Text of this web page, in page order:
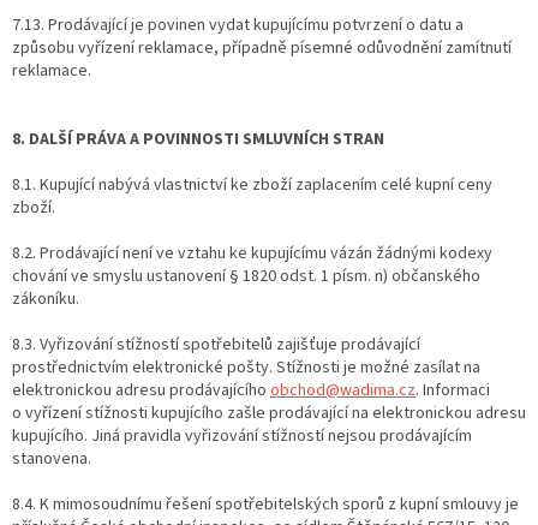
7.13. Prodávající je povinen vydat kupujícímu potvrzení o datu a
způsobu vyřízení reklamace, případně písemné odůvodnění zamítnutí
reklamace.
8. DALŠÍ PRÁVA A POVINNOSTI SMLUVNÍCH STRAN
8.1. Kupující nabývá vlastnictví ke zboží zaplacením celé kupní ceny
zboží.
8.2. Prodávající není ve vztahu ke kupujícímu vázán žádnými kodexy
chování ve smyslu ustanovení § 1820 odst. 1 písm. n) občanského
zákoníku.
8.3. Vyřizování stížností spotřebitelů zajišťuje prodávající
prostřednictvím elektronické pošty. Stížnosti je možné zasílat na
elektronickou adresu prodávajícího obchod@wadima.cz. Informaci
o vyřízení stížnosti kupujícího zašle prodávající na elektronickou adresu
kupujícího. Jiná pravidla vyřizování stížností nejsou prodávajícím
stanovena.
8.4. K mimosoudnímu řešení spotřebitelských sporů z kupní smlouvy je